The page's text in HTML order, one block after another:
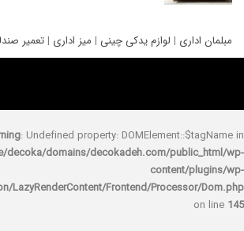
|لوازم یدکی چینی|میز اداری| تعمیر صندلی اداری
Warning: Undefined property:
/home/decoka/domains/decokadeh.com/
LazyRenderContent/Frontend/